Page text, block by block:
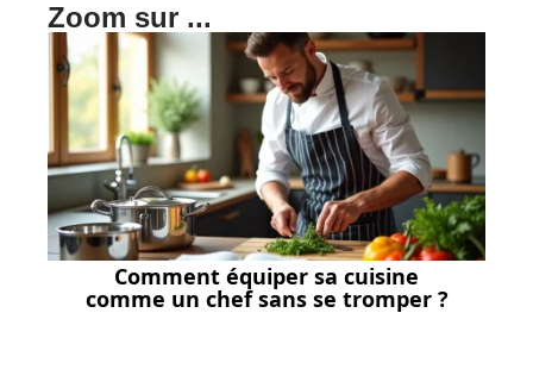
Zoom sur ...
Comment équiper sa cuisine
comme un chef sans se tromper ?